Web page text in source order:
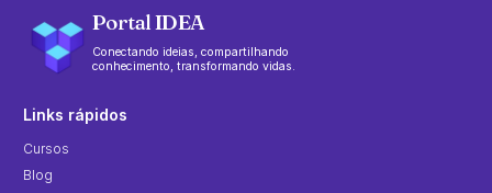
Portal IDEA
Conectando ideias, compartilhando
conhecimento, transformando vidas.
Links rápidos
Cursos
Blog